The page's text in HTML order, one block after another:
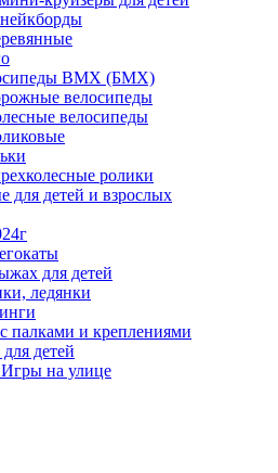
BMX (БМХ)
велосипеды
велосипеды
ролики
для детей и взрослых
для детей
ледянки
палками и креплениями
детей
на улице